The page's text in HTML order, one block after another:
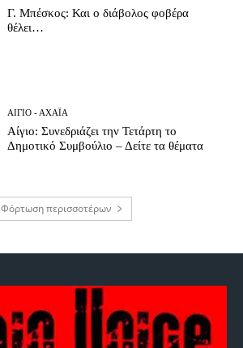
Γ. Μπέσκος: Και ο διάβολος φοβέρα
θέλει…
ΑΊΓΙΟ - ΑΧΑΪ́Α
Αίγιο: Συνεδριάζει την Τετάρτη το
Δημοτικό Συμβούλιο – Δείτε τα θέματα
Φόρτωση περισσοτέρων